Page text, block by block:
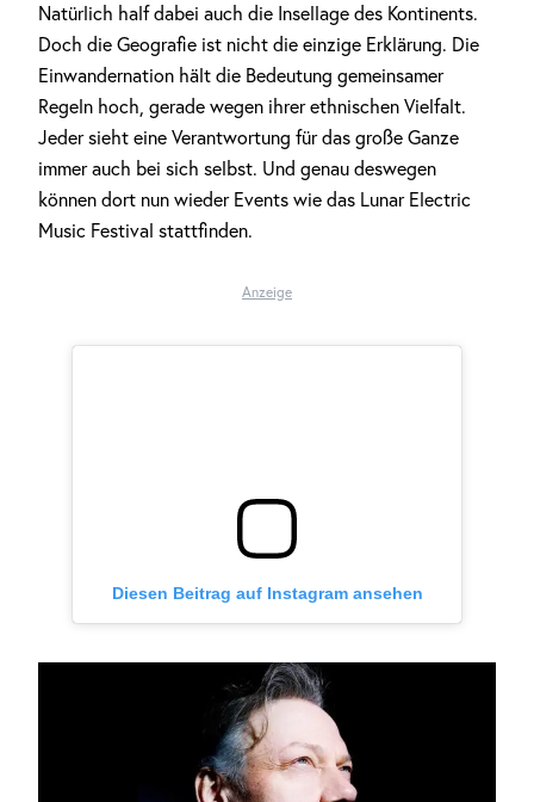
Natürlich half dabei auch die Insellage des Kontinents.
Doch die Geografie ist nicht die einzige Erklärung. Die
Einwandernation hält die Bedeutung gemeinsamer
Regeln hoch, gerade wegen ihrer ethnischen Vielfalt.
Jeder sieht eine Verantwortung für das große Ganze
immer auch bei sich selbst. Und genau deswegen
können dort nun wieder Events wie das Lunar Electric
Music Festival stattfinden.
Anzeige
Diesen Beitrag auf Instagram ansehen